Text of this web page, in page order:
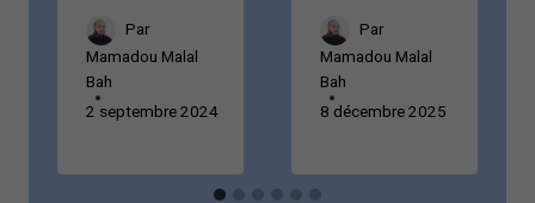
Par
Mamadou Malal
Bah
2 septembre 2024
Par
Mamadou Malal
Bah
8 décembre 2025